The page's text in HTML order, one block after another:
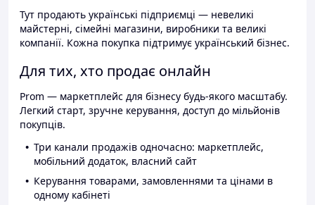
Тут продають українські підприємці — невеликі
майстерні, сімейні магазини, виробники та великі
компанії. Кожна покупка підтримує український бізнес.
Для тих, хто продає онлайн
Prom — маркетплейс для бізнесу будь-якого масштабу.
Легкий старт, зручне керування, доступ до мільйонів
покупців.
Три канали продажів одночасно: маркетплейс,
мобільний додаток, власний сайт
Керування товарами, замовленнями та цінами в
одному кабінеті